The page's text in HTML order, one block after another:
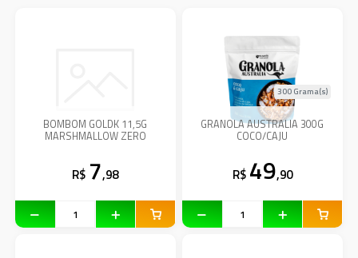
BOMBOM GOLDK 11,5G
MARSHMALLOW ZERO
R$ 7,98
GRANOLA AUSTRALIA 300G
COCO/CAJU
300 Grama(s)
R$ 49,90